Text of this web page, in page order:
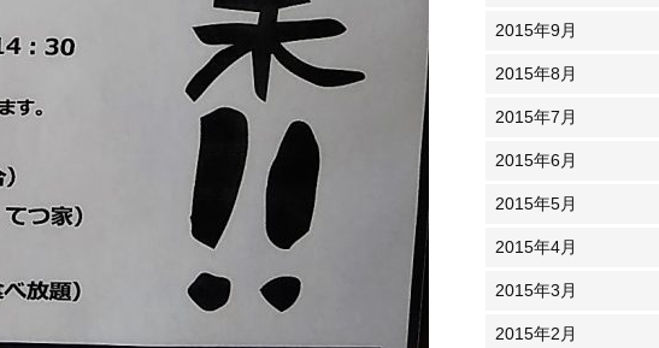
2015年9月
2015年8月
2015年7月
2015年6月
2015年5月
2015年4月
2015年3月
2015年2月